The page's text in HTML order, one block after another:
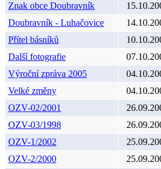
Znak obce Doubravník
Doubravník - Luhačovice
Přítel básníků
Další fotografie
Výroční zpráva 2005
Velké změny
OZV-02/2001
OZV-03/1998
OZV-1/2002
OZV-2/2000